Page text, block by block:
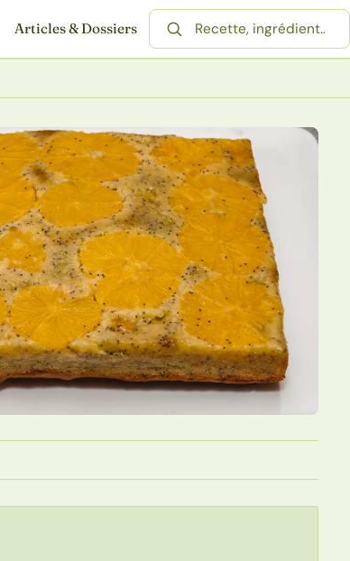
Articles & Dossiers
Rechercher une recette